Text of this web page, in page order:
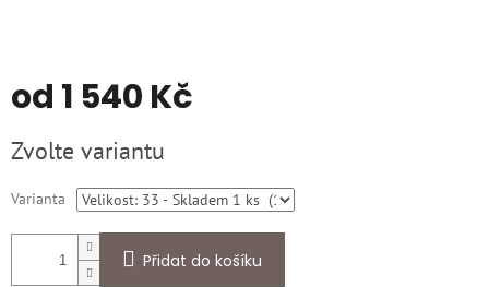
od 1 540 Kč
cena:
Zvolte variantu
Varianta
Přidat do košíku